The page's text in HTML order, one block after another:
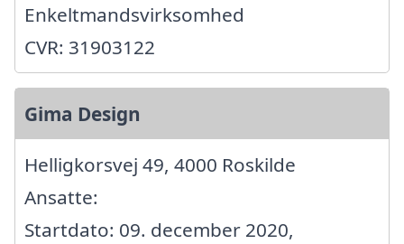
Enkeltmandsvirksomhed
CVR: 31903122
Gima Design
Helligkorsvej 49, 4000 Roskilde
Ansatte:
Startdato: 09. december 2020,